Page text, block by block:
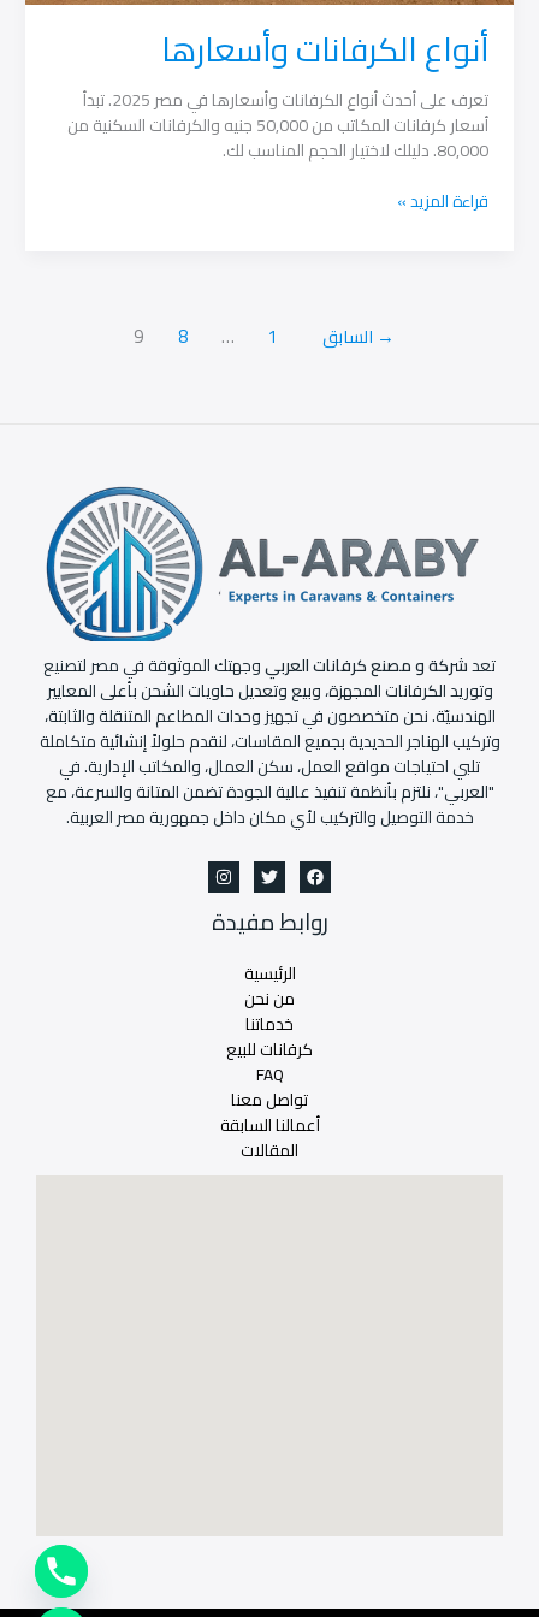
أنواع الكرفانات وأسعارها
تعرف على أحدث أنواع الكرفانات وأسعارها في مصر 2025. تبدأ
أسعار كرفانات المكاتب من 50,000 جنيه والكرفانات السكنية من
80,000. دليلك لاختيار الحجم المناسب لك.
أنواع
قراءة المزيد »
→ السابق 1
…
8
9
تعدشركة و مصنع كرفانات العربيوجهتك الموثوقة في مصر لتصنيع
وتوريد الكرفانات المجهزة، وبيع وتعديل حاويات الشحن بأعلى المعايير
الهندسيّة. نحن متخصصون في تجهيز وحدات المطاعم المتنقلة والثابتة،
وتركيب الهناجر الحديدية بجميع المقاسات، لنقدم حلولاً إنشائية متكاملة
تلبي احتياجات مواقع العمل، سكن العمال، والمكاتب الإدارية. في
"العربي"، نلتزم بأنظمة تنفيذ عالية الجودة تضمن المتانة والسرعة، مع
خدمة التوصيل والتركيب لأي مكان داخل جمهورية مصر العربية.
روابط مفيدة
الرئيسية
من نحن
خدماتنا
كرفانات للبيع
FAQ
تواصل معنا
أعمالنا السابقة
المقالات